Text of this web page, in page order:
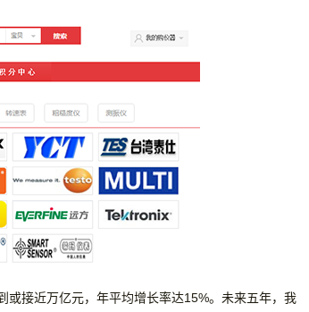
或接近万亿元，年平均增长率达15%。未来五年，我